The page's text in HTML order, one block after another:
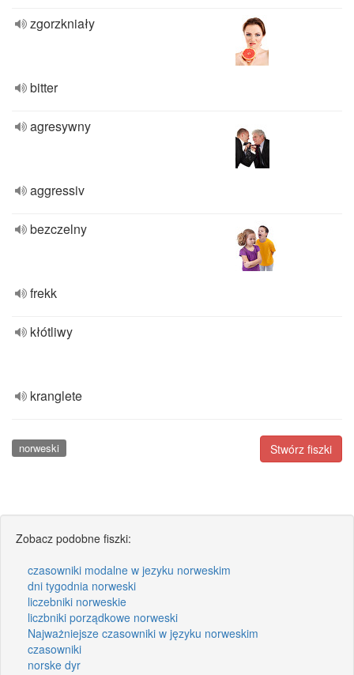
zgorzkniały
bitter
agresywny
aggressiv
bezczelny
frekk
kłótliwy
kranglete
Stwórz fiszki
norweski
Zobacz podobne fiszki:
czasowniki modalne w jezyku norweskim
dni tygodnia norweski
liczebniki norweskie
liczbniki porządkowe norweski
Najważniejsze czasowniki w języku norweskim
czasowniki
norske dyr